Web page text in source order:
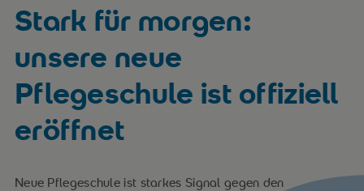
Stark für morgen:
unsere neue
Pflegeschule ist offiziell
eröffnet
Neue Pflegeschule ist starkes Signal gegen den